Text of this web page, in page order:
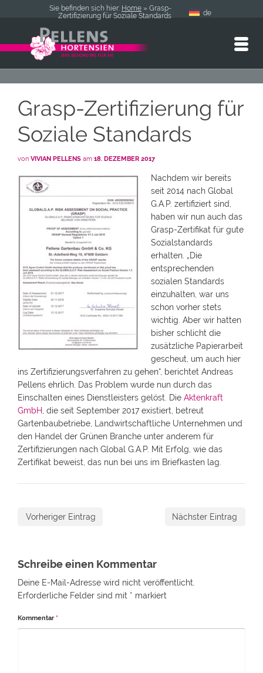
Sie befinden sich hier: Home » Grasp-
Zertifizierung für Soziale Standards
de
Grasp-Zertifizierung für
Soziale Standards
von VIVIAN PELLENS am 18. DEZEMBER 2017
Nachdem wir bereits
seit 2014 nach Global
G.A.P. zertifiziert sind,
haben wir nun auch das
Grasp-Zertifikat für gute
Sozialstandards
erhalten. „Die
entsprechenden
sozialen Standards
einzuhalten, war uns
schon vorher stets
wichtig. Aber wir hatten
bisher schlicht die
zusätzliche Papierarbeit
gescheut, um auch hier
ins Zertifizierungsverfahren zu gehen“, berichtet Andreas
Pellens ehrlich. Das Problem wurde nun durch das
Einschalten eines Dienstleisters gelöst. Die Aktenkraft
GmbH , die seit September 2017 existiert, betreut
Gartenbaubetriebe, Landwirtschaftliche Unternehmen und
den Handel der Grünen Branche unter anderem für
Zertifizierungen nach Global G.A.P. Mit Erfolg, wie das
Zertifikat beweist, das nun bei uns im Briefkasten lag.
Vorheriger Eintrag Nächster Eintrag
Schreibe einen Kommentar
Deine E-Mail-Adresse wird nicht veröffentlicht.
Erforderliche Felder sind mit * markiert
Kommentar *